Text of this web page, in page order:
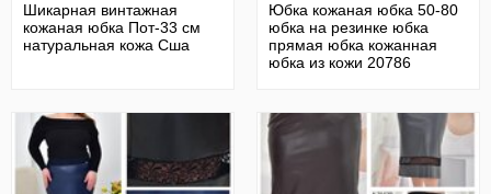
Шикарная винтажная
кожаная юбка Пот-33 см
натуральная кожа Сша
Юбка кожаная юбка 50-80
юбка на резинке юбка
прямая юбка кожанная
юбка из кожи 20786